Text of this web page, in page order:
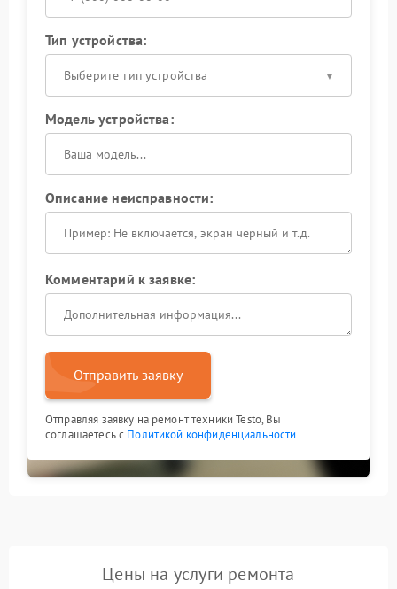
Тип устройства:
Выберите тип устройства
Модель устройства:
Описание неисправности:
Комментарий к заявке:
Отправить заявку
Отправляя заявку на ремонт техники Testo, Вы
соглашаетесь с Политикой конфиденциальности
Цены на услуги ремонта